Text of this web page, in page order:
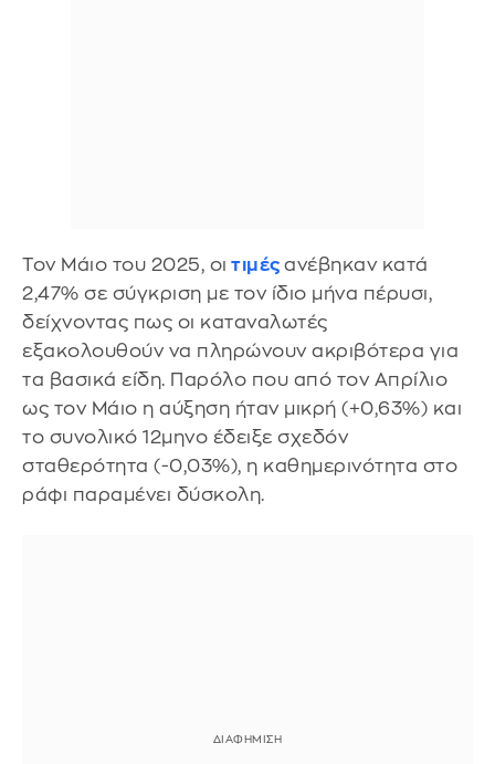
Τον Μάιο του 2025, οι τιμές ανέβηκαν κατά
2,47% σε σύγκριση με τον ίδιο μήνα πέρυσι,
δείχνοντας πως οι καταναλωτές
εξακολουθούν να πληρώνουν ακριβότερα για
τα βασικά είδη. Παρόλο που από τον Απρίλιο
ως τον Μάιο η αύξηση ήταν μικρή (+0,63%) και
το συνολικό 12μηνο έδειξε σχεδόν
σταθερότητα (-0,03%), η καθημερινότητα στο
ράφι παραμένει δύσκολη.